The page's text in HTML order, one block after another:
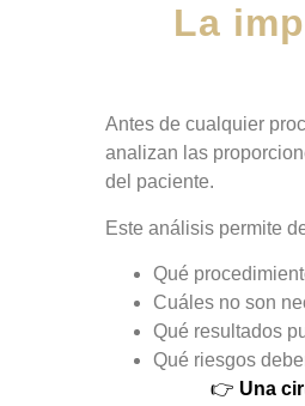
La
Antes de cualquier
analizan las
del paciente.
Este análisis permite
Qué
Cuáles no son
Qué resultados
Qué riesgos
👉 Una